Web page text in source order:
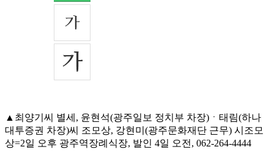
▲최양기씨 별세, 윤현석(광주일보 정치부 차장)ㆍ태림(하나
대투증권 차장)씨 조모상, 강현미(광주문화재단 근무) 시조모
상=2일 오후 광주역장례식장, 발인 4일 오전, 062-264-4444